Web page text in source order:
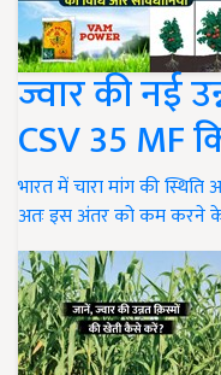
ज्वार की नई
CSV 35 MF
भारत में चारा मांग की
अतः इस अंतर को कम करने